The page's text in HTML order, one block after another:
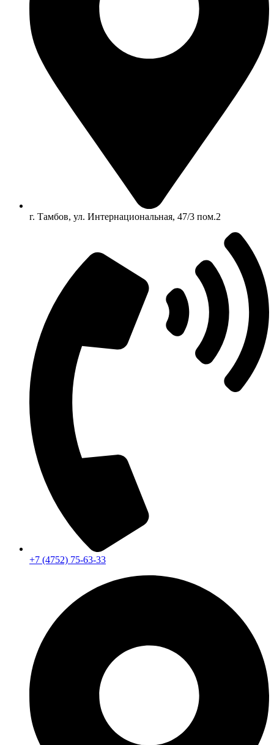
г. Тамбов, ул. Интернациональная, 47/3 пом.2
+7 (4752) 75-63-33